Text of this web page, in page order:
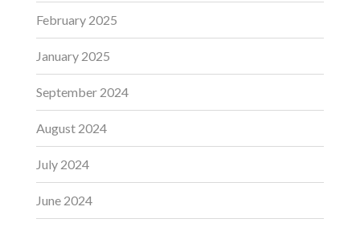
February 2025
January 2025
September 2024
August 2024
July 2024
June 2024